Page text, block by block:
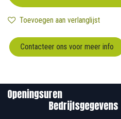
Toevoegen aan verlanglijst
Contacteer ons voor meer info
Bedrijfsgegevens